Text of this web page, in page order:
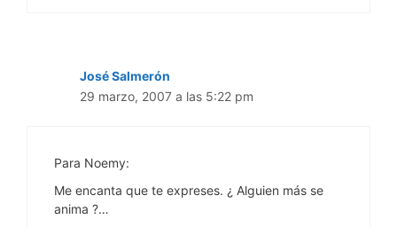
José Salmerón
29 marzo, 2007 a las 5:22 pm
Para Noemy:
Me encanta que te expreses. ¿ Alguien más se
anima ?…